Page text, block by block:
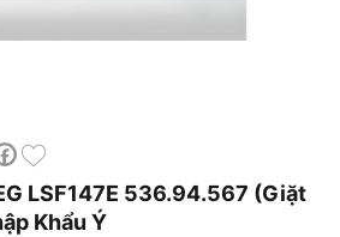
Facebook
LSF147E 536.94.567 (Giặt
Khẩu Ý